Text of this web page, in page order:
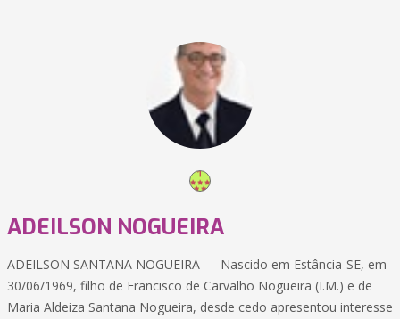
ADEILSON NOGUEIRA
ADEILSON SANTANA NOGUEIRA — Nascido em Estância-SE, em
30/06/1969, filho de Francisco de Carvalho Nogueira (I.M.) e de
Maria Aldeiza Santana Nogueira, desde cedo apresentou interesse